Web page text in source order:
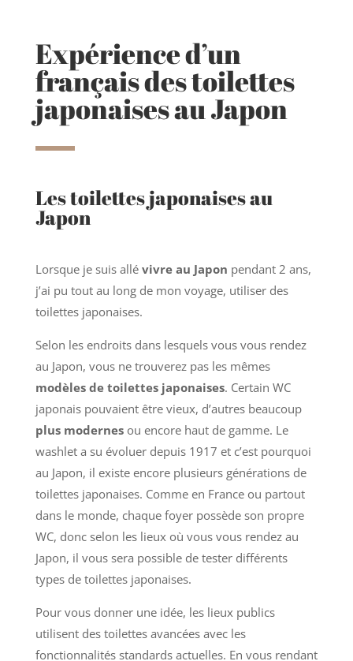
Expérience d’un
français des toilettes
japonaises au Japon
Les toilettes japonaises au
Japon
Lorsque je suis allé vivre au Japon pendant 2 ans,
j’ai pu tout au long de mon voyage, utiliser des
toilettes japonaises.
Selon les endroits dans lesquels vous vous rendez
au Japon, vous ne trouverez pas les mêmes
modèles de toilettes japonaises. Certain WC
japonais pouvaient être vieux, d’autres beaucoup
plus modernesou encore haut de gamme. Le
washlet a su évoluer depuis 1917 et c’est pourquoi
au Japon, il existe encore plusieurs générations de
toilettes japonaises. Comme en France ou partout
dans le monde, chaque foyer possède son propre
WC, donc selon les lieux où vous vous rendez au
Japon, il vous sera possible de tester différents
types de toilettes japonaises.
Pour vous donner une idée, les lieux publics
utilisent des toilettes avancées avec les
fonctionnalités standards actuelles. En vous rendant